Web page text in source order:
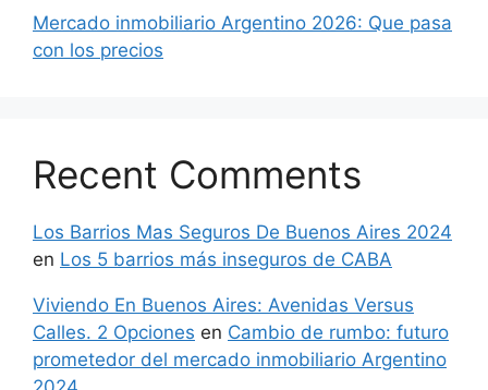
Mercado inmobiliario Argentino 2026: Que pasa
con los precios
Recent Comments
Los Barrios Mas Seguros De Buenos Aires 2024
en Los 5 barrios más inseguros de CABA
Viviendo En Buenos Aires: Avenidas Versus
Calles. 2 Opciones en Cambio de rumbo: futuro
prometedor del mercado inmobiliario Argentino